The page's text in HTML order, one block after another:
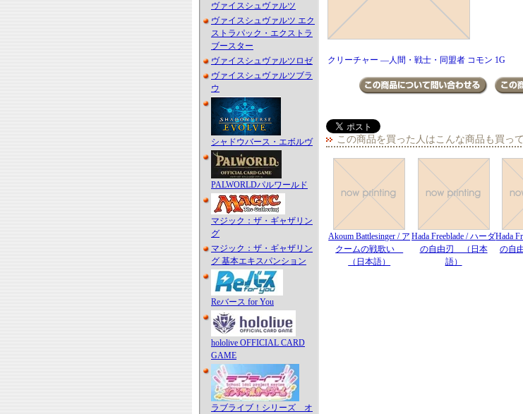
ヴァイスシュヴァルツ
ヴァイスシュヴァルツ エク
ストラパック・エクストラ
ブースター
ヴァイスシュヴァルツロゼ
ヴァイスシュヴァルツブラ
ウ
シャドウバース・エボルヴ
PALWORLDパルワールド
マジック：ザ・ギャザリン
グ
マジック：ザ・ギャザリン
グ 基本エキスパンション
Reバース for You
hololive OFFICIAL CARD
GAME
ラブライブ！シリーズ オ
クリーチャー ―人間・戦士・同盟者 コモン 1G
この商品を買った人はこんな商品も買っ
Akoum Battlesinger / ア
クームの戦歌い
（日本語）
Hada Freeblade / ハーダ
の自由刃 （日本
語）
Hada
の自